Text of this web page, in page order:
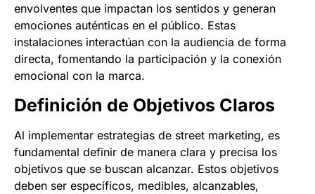
envolventes que impactan los sentidos y generan
emociones auténticas en el público. Estas
instalaciones interactúan con la audiencia de forma
directa, fomentando la participación y la conexión
emocional con la marca.
Definición de Objetivos Claros
Al implementar estrategias de street marketing, es
fundamental definir de manera clara y precisa los
objetivos que se buscan alcanzar. Estos objetivos
deben ser específicos, medibles, alcanzables,